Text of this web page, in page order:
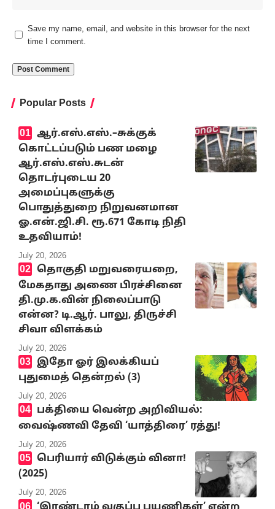
Save my name, email, and website in this browser for the next
time I comment.
Popular Posts
ஆர்.எஸ்.எஸ்.–சுக்குக்
கொட்டப்படும் பண மழை
ஆர்.எஸ்.எஸ்.சுடன்
தொடர்புடைய 20
அமைப்புகளுக்கு
பொதுத்துறை நிறுவனமான
ஓ.என்.ஜி.சி. ரூ.671 கோடி நிதி
உதவியாம்!
July 20, 2026
தொகுதி மறுவரையறை,
மேகதாது அணை பிரச்சினை
தி.மு.க.வின் நிலைப்பாடு
என்ன? டி.ஆர். பாலு, திருச்சி
சிவா விளக்கம்
July 20, 2026
இதோ ஓர் இலக்கியப்
புதுமைத் தென்றல் (3)
July 20, 2026
பக்தியை வென்ற அறிவியல்:
வைஷ்ணவி தேவி ‘யாத்திரை’ ரத்து!
July 20, 2026
பெரியார் விடுக்கும் வினா!
(2025)
July 20, 2026